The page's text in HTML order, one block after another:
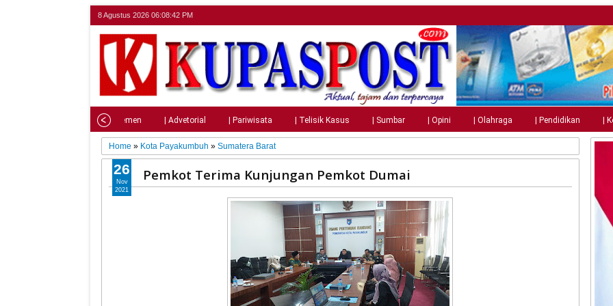
8 Agustus 2026 06:08:43 PM
| Parlemen | Advetorial | Pariwisata | Telisik Kasus | Sumbar | Opini | Olahraga | Pendidikan |
Home » Kota Payakumbuh »Sumatera Barat
Pemkot Terima Kunjungan Pemkot Dumai
26
Nov
2021